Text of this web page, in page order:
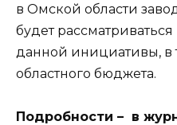
в Омской области
будет
данной инициативы, в
областного бюджета.
Подробности – в